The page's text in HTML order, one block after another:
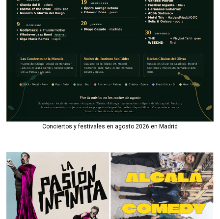
Conciertos y festivales en agosto 2026 en Madrid